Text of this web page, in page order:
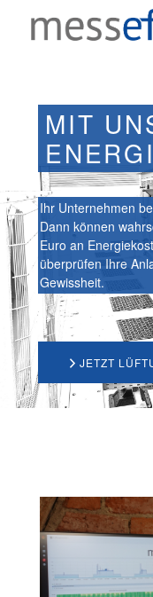
MIT
Ihr Unternehmen
Dann können
Euro an
überprüfen Ihre
Gewissheit.
JETZT